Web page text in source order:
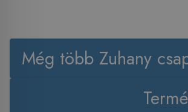
Még több Zuhany